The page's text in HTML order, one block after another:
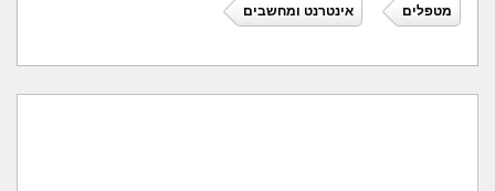
מטפלים אינטרנט ומחשבים